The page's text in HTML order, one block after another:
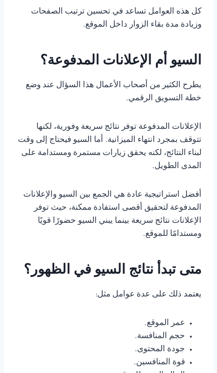
كل هذه العوامل تساعد في تحسين ترتيب الصفحات
وزيادة مدة بقاء الزوار داخل الموقع.
السيو أم الإعلانات المدفوعة؟
يطرح الكثير من أصحاب الأعمال هذا السؤال عند وضع
خطة التسويق الرقمي.
الإعلانات المدفوعة توفر نتائج سريعة وفورية، لكنها
تتوقف بمجرد انتهاء الميزانية. أما السيو فيحتاج إلى وقت
لبناء النتائج، لكنه يحقق زيارات مستمرة ومستدامة على
المدى الطويل.
أفضل استراتيجية عادة هي الجمع بين السيو والإعلانات
المدفوعة لتحقيق أقصى استفادة ممكنة، حيث توفر
الإعلانات نتائج سريعة بينما يبني السيو حضورًا قويًا
ومستدامًا للموقع.
متى تبدأ نتائج السيو في الظهور؟
يعتمد ذلك على عدة عوامل مثل:
عمر الموقع.
حجم المنافسة.
جودة المحتوى.
قوة المنافسين.